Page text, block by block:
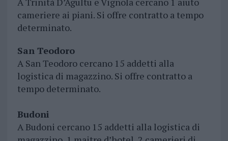
cameriere ai piani. Si offre contratto a tempo
determinato.
San Teodoro
A San Teodoro cercano 15 addetti alla
logistica di magazzino. Si offre contratto a
tempo determinato.
Budoni
A Budoni cercano 15 addetti alla logistica di